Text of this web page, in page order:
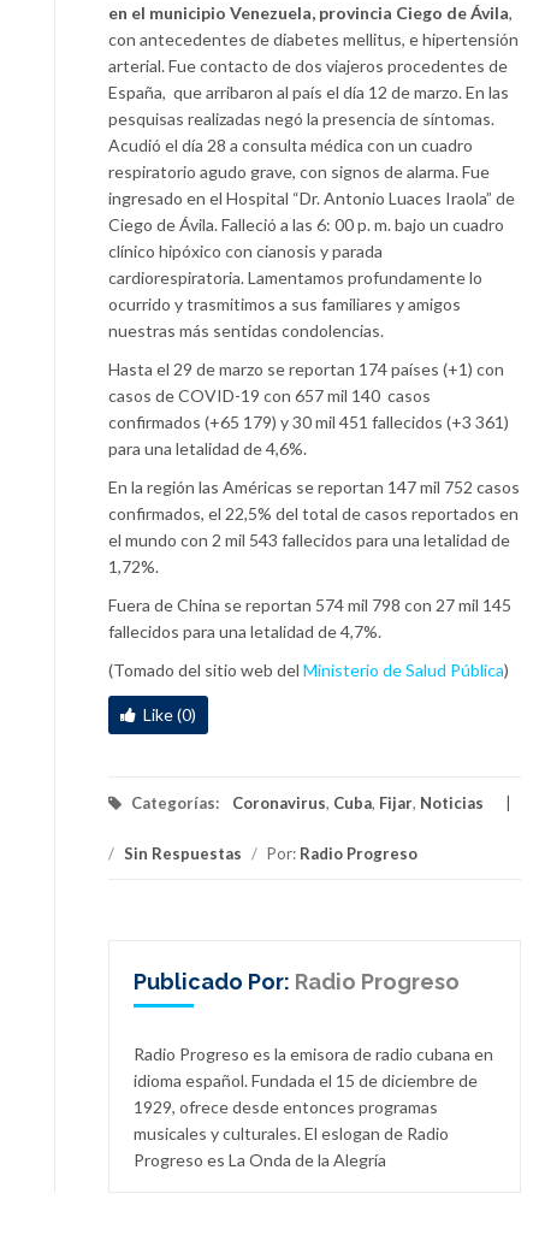
en el municipio Venezuela, provincia Ciego de Ávila,
con antecedentes de diabetes mellitus, e hipertensión
arterial. Fue contacto de dos viajeros procedentes de
España, que arribaron al país el día 12 de marzo. En las
pesquisas realizadas negó la presencia de síntomas.
Acudió el día 28 a consulta médica con un cuadro
respiratorio agudo grave, con signos de alarma. Fue
ingresado en el Hospital “Dr. Antonio Luaces Iraola” de
Ciego de Ávila. Falleció a las 6: 00 p. m. bajo un cuadro
clínico hipóxico con cianosis y parada
cardiorespiratoria. Lamentamos profundamente lo
ocurrido y trasmitimos a sus familiares y amigos
nuestras más sentidas condolencias.
Hasta el 29 de marzo se reportan 174 países (+1) con
casos de COVID-19 con 657 mil 140 casos
confirmados (+65 179) y 30 mil 451 fallecidos (+3 361)
para una letalidad de 4,6%.
En la región las Américas se reportan 147 mil 752 casos
confirmados, el 22,5% del total de casos reportados en
el mundo con 2 mil 543 fallecidos para una letalidad de
1,72%.
Fuera de China se reportan 574 mil 798 con 27 mil 145
fallecidos para una letalidad de 4,7%.
(Tomado del sitio web del Ministerio de Salud Pública)
Like (0)
Categorías: Coronavirus, Cuba, Fijar, Noticias
/ Sin Respuestas / Por: Radio Progreso
Publicado Por: Radio Progreso
Radio Progreso es la emisora de radio cubana en
idioma español. Fundada el 15 de diciembre de
1929, ofrece desde entonces programas
musicales y culturales. El eslogan de Radio
Progreso es La Onda de la Alegría